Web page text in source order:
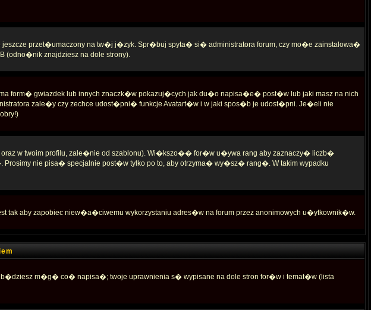
przet�umaczony na tw�j j�zyk. Spr�buj spyta� si� administratora forum, czy mo�e zainstalowa�
(odno�nik znajdziesz na dole strony).
form� gwiazdek lub innych znaczk�w pokazuj�cych jak du�o napisa�e� post�w lub jaki masz na nich
zale�y czy zechce udost�pni� funkcje Avatart�w i w jaki spos�b je udost�pni. Je�eli nie
w twoim profilu, zale�nie od szablonu). Wi�kszo�� for�w u�ywa rang aby zaznaczy� liczb�
nie pisa� specjalnie post�w tylko po to, aby otrzyma� wy�sz� rang�. W takim wypadku
aby zapobiec niew�a�ciwemu wykorzystaniu adres�w na forum przez anonimowych u�ytkownik�w.
m�g� co� napisa�; twoje uprawnienia s� wypisane na dole stron for�w i temat�w (lista